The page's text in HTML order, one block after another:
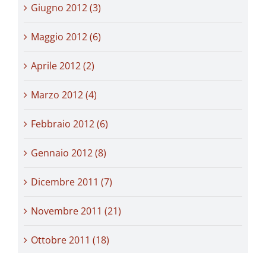
Giugno 2012 (3)
Maggio 2012 (6)
Aprile 2012 (2)
Marzo 2012 (4)
Febbraio 2012 (6)
Gennaio 2012 (8)
Dicembre 2011 (7)
Novembre 2011 (21)
Ottobre 2011 (18)